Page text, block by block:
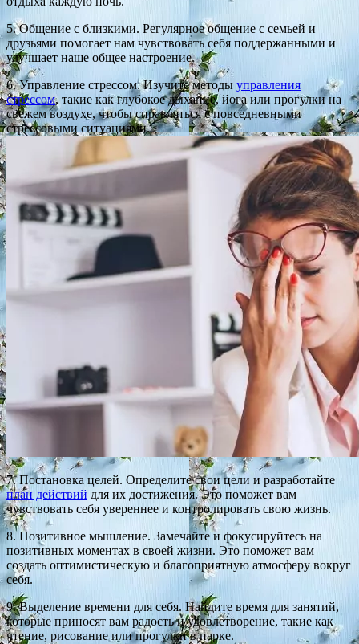
5. Общение с близкими. Регулярное общение с семьей и
друзьями помогает нам чувствовать себя поддержанными и
улучшает наше общее настроение.
6. Управление стрессом. Изучите методы управления
стрессом, такие как глубокое дыхание, йога или прогулки на
свежем воздухе, чтобы справляться с повседневными
стрессовыми ситуациями.
7. Постановка целей. Определите свои цели и разработайте
план действий для их достижения. Это поможет вам
чувствовать себя увереннее и контролировать свою жизнь.
8. Позитивное мышление. Замечайте и фокусируйтесь на
позитивных моментах в своей жизни. Это поможет вам
создать оптимистическую и благоприятную атмосферу вокруг
себя.
9. Выделение времени для себя. Найдите время для занятий,
которые приносят вам радость и удовлетворение, такие как
чтение, рисование или прогулки в парке.